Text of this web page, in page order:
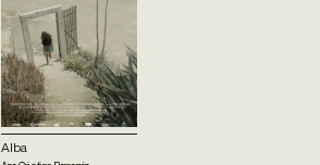
Alba